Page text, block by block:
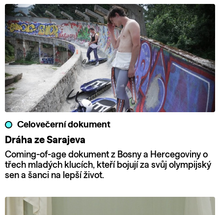
Celovečerní dokument
Dráha ze Sarajeva
Coming-of-age dokument z Bosny a Hercegoviny o
třech mladých klucích, kteří bojují za svůj olympijský
sen a šanci na lepší život.